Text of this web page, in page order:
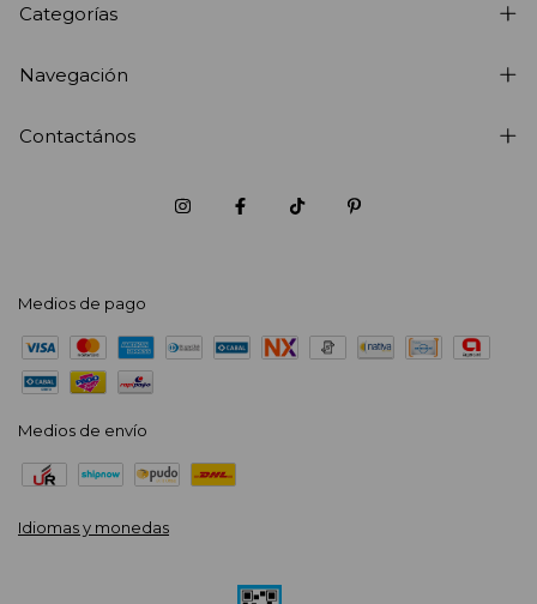
Categorías
Navegación
Contactános
Medios de pago
Medios de envío
Idiomas y monedas